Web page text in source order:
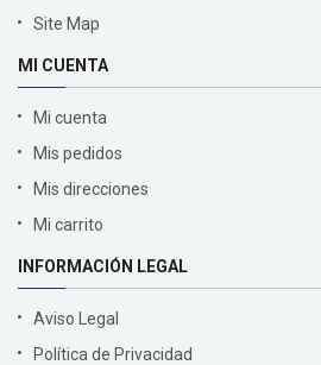
Site Map
MI CUENTA
Mi cuenta
Mis pedidos
Mis direcciones
Mi carrito
INFORMACIÓN LEGAL
Aviso Legal
Política de Privacidad